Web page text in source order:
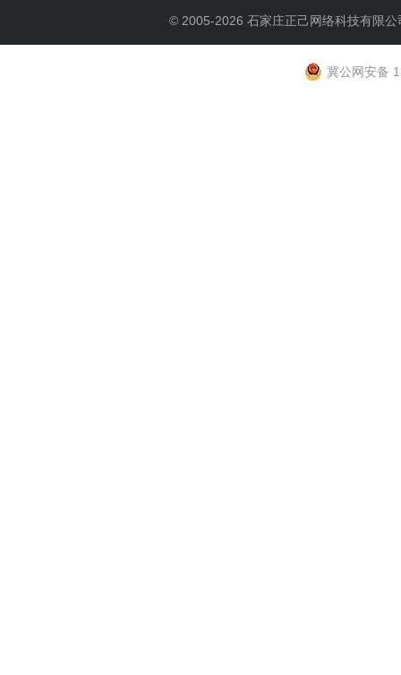
© 2005-2026 石家庄正己网络科技有限
冀公网安备